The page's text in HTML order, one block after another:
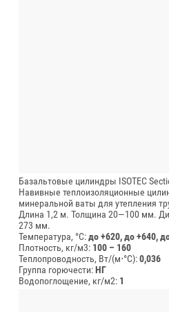
Базальтовые цилиндры ISOTEC
Навивные теплоизоляционные
минеральной ваты для утепления
Длина 1,2 м. Толщина 20—100 мм.
273 мм.
Температура, °C:до +620, до +640,
Плотность, кг/м3: 100 – 160
Теплопроводность, Вт/(м⋅°С):0,036
Группа горючести:НГ
Водопоглощение, кг/м2: 1